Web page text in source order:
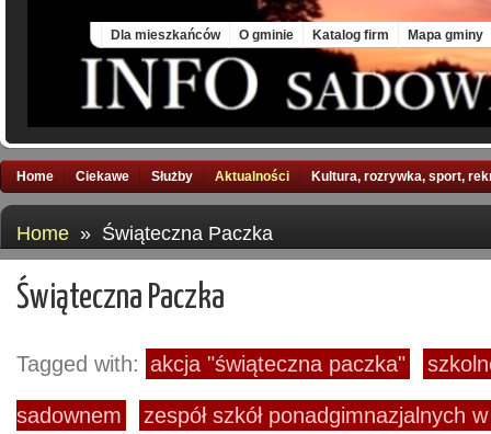
Dla mieszkańców O gminie Katalog firm Mapa gminy
Home Ciekawe Służby Aktualności Kultura, rozrywka, sport,
Home » Świąteczna Paczka
Świąteczna Paczka
Tagged with: akcja "świąteczna paczka"
sadownem zespół szkół ponadgimnazjalnych